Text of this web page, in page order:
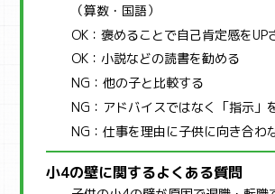
（算数・国語）
OK：褒めることで自己肯定感をUP
OK：小説などの読書を勧める
NG：他の子と比較する
NG：アドバイスではなく「指示」
NG：仕事を理由に子供に向き合わ
小4の壁に関するよくある質問